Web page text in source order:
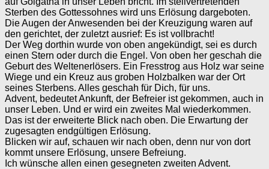
Sterben des Gottessohnes wird uns Erlösung dargeboten.
Die Augen der Anwesenden bei der Kreuzigung waren auf
den gerichtet, der zuletzt ausrief: Es ist vollbracht!
Der Weg dorthin wurde von oben angekündigt, sei es durch
einen Stern oder durch die Engel. Von oben her geschah die
Geburt des Weltenerlösers. Ein Fresstrog aus Holz war seine
Wiege und ein Kreuz aus groben Holzbalken war der Ort
seines Sterbens. Alles geschah für Dich, für uns.
Advent, bedeutet Ankunft, der Befreier ist gekommen, auch in
unser Leben. Und er wird ein zweites Mal wiederkommen.
Das ist der erweiterte Blick nach oben. Die Erwartung der
zugesagten endgültigen Erlösung.
Blicken wir auf, schauen wir nach oben, denn nur von dort
kommt unsere Erlösung, unsere Befreiung.
Ich wünsche allen einen gesegneten zweiten Advent.